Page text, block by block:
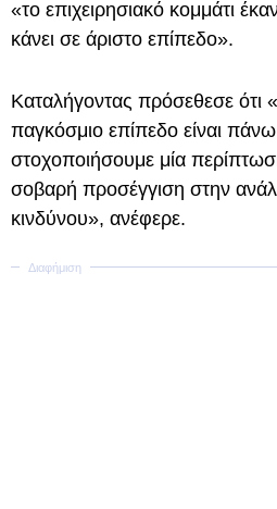
«το επιχειρησιακό κομμάτι
κάνει σε άριστο επίπεδο».
Καταλήγοντας πρόσεθεσε ότι
παγκόσμιο επίπεδο είναι
στοχοποιήσουμε μία
σοβαρή προσέγγιση στην
κινδύνου», ανέφερε.